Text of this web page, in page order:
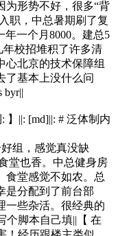
为形势不好，很多“背
职，中总暑期刷了复
年一个月8000。建总5
校招堆积了许多清
心北京的技术保障组
了基本上没什么问
byr||
】||: [md]||: # 泛体制内
组，感觉真没缺
堂也香。中总健身房
食堂感觉不如农。总
是分配到了前台部
一些杂活。很经典的
个脚本自己填||【 在